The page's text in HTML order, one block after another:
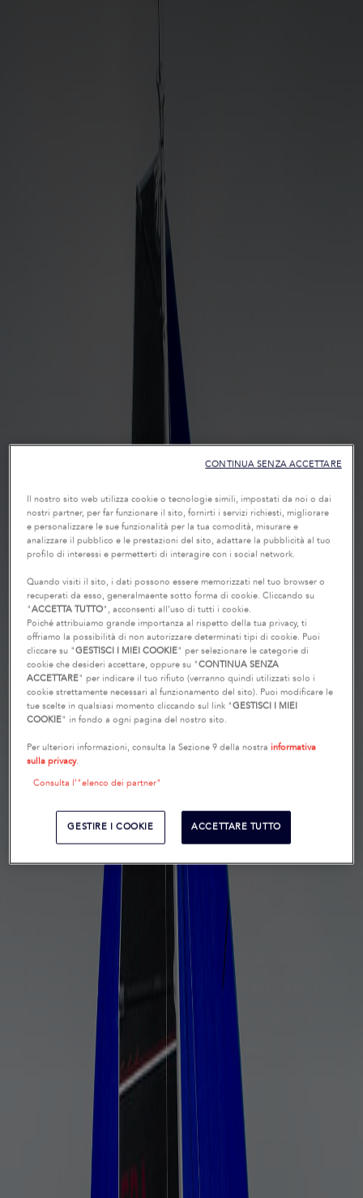
Il nostro sito web utilizza cookie o tecnologie simili, impostati da noi o dai
nostri partner, per far funzionare il sito, fornirti i servizi richiesti, migliorare
e personalizzare le sue funzionalità per la tua comodità, misurare e
analizzare il pubblico e le prestazioni del sito, adattare la pubblicità al tuo
profilo di interessi e permetterti di interagire con i social network.
Quando visiti il sito, i dati possono essere memorizzati nel tuo browser o
recuperati da esso, generalmaente sotto forma di cookie. Cliccando su
"ACCETTA TUTTO", acconsenti all’uso di tutti i cookie.
Poiché attribuiamo grande importanza al rispetto della tua privacy, ti
offriamo la possibilità di non autorizzare determinati tipi di cookie. Puoi
cliccare su "GESTISCI I MIEI COOKIE" per selezionare le categorie di
cookie che desideri accettare, oppure su "CONTINUA SENZA
ACCETTARE" per indicare il tuo rifiuto (verranno quindi utilizzati solo i
cookie strettamente necessari al funzionamento del sito). Puoi modificare le
tue scelte in qualsiasi momento cliccando sul link "GESTISCI I MIEI
COOKIE" in fondo a ogni pagina del nostro sito.
Per ulteriori informazioni, consulta la Sezione 9 della nostra informativa
sulla privacy.
Consulta l’"elenco dei partner"
GESTIRE I COOKIE ACCETTARE TUTTO
CONTINUA SENZA ACCETTARE